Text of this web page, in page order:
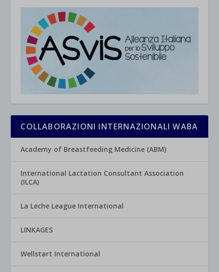
COLLABORAZIONI INTERNAZIONALI WABA
Academy of Breastfeeding Medicine (ABM)
International Lactation Consultant Association
(ILCA)
La Leche League International
LINKAGES
Wellstart International